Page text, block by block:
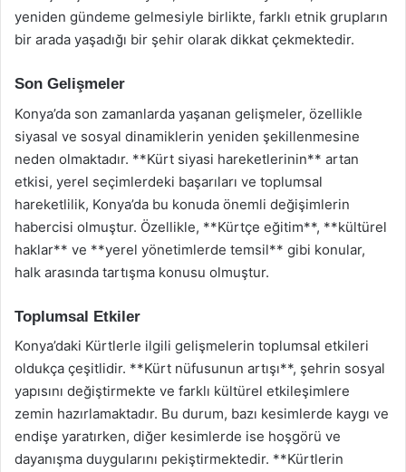
yeniden gündeme gelmesiyle birlikte, farklı etnik grupların
bir arada yaşadığı bir şehir olarak dikkat çekmektedir.
Son Gelişmeler
Konya’da son zamanlarda yaşanan gelişmeler, özellikle
siyasal ve sosyal dinamiklerin yeniden şekillenmesine
neden olmaktadır. **Kürt siyasi hareketlerinin** artan
etkisi, yerel seçimlerdeki başarıları ve toplumsal
hareketlilik, Konya’da bu konuda önemli değişimlerin
habercisi olmuştur. Özellikle, **Kürtçe eğitim**, **kültürel
haklar** ve **yerel yönetimlerde temsil** gibi konular,
halk arasında tartışma konusu olmuştur.
Toplumsal Etkiler
Konya’daki Kürtlerle ilgili gelişmelerin toplumsal etkileri
oldukça çeşitlidir. **Kürt nüfusunun artışı**, şehrin sosyal
yapısını değiştirmekte ve farklı kültürel etkileşimlere
zemin hazırlamaktadır. Bu durum, bazı kesimlerde kaygı ve
endişe yaratırken, diğer kesimlerde ise hoşgörü ve
dayanışma duygularını pekiştirmektedir. **Kürtlerin